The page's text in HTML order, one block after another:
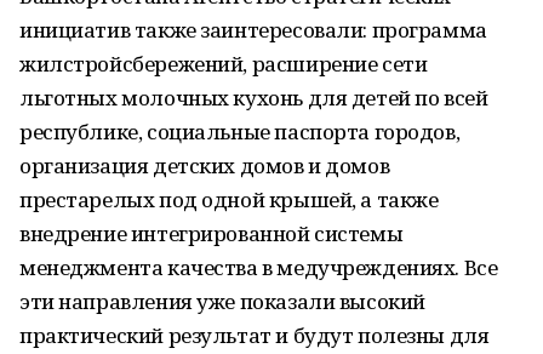
инициатив также заинтересовали: программа
жилстройсбережений, расширение сети
льготных молочных кухонь для детей по всей
республике, социальные паспорта городов,
организация детских домов и домов
престарелых под одной крышей, а также
внедрение интегрированной системы
менеджмента качества в медучреждениях. Все
эти направления уже показали высокий
практический результат и будут полезны для